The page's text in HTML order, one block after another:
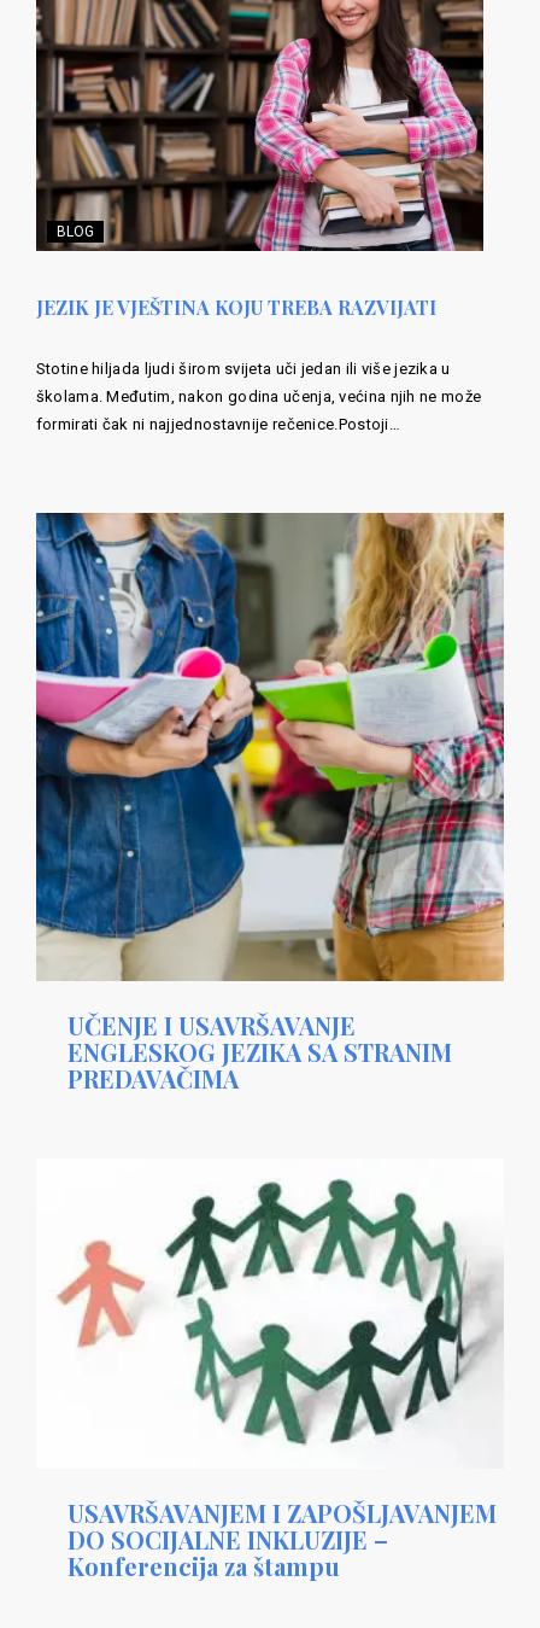
BLOG
JEZIK JE VJEŠTINA KOJU TREBA RAZVIJATI
Stotine hiljada ljudi širom svijeta uči jedan ili više jezika u
školama. Međutim, nakon godina učenja, većina njih ne može
formirati čak ni najjednostavnije rečenice.Postoji…
UČENJE I USAVRŠAVANJE
ENGLESKOG JEZIKA SA STRANIM
PREDAVAČIMA
USAVRŠAVANJEM I ZAPOŠLJAVANJEM
DO SOCIJALNE INKLUZIJE –
Konferencija za štampu